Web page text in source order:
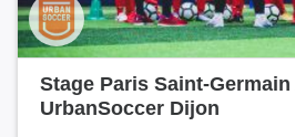
Stage Paris Saint-
UrbanSoccer Dijon